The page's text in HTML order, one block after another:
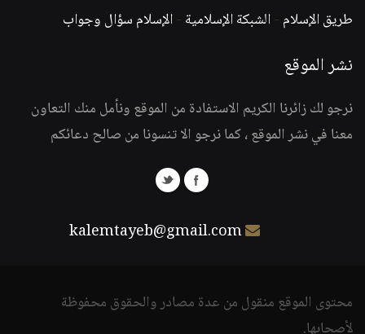
طريق الإسلام -الشبكة الإسلامية -الإسلام سؤال وجواب
نشر الموقع
نرجو لك زائرنا الكريم الاستفادة من الموقع ونأمل منك التعاون
معنا في نشر الموقع ، كما نرجو الا تنسونا من صالح دعائكم
kalemtayeb@gmail.com
محتوى الموقع منقول من عدة مصادر والحقوق محفوظة